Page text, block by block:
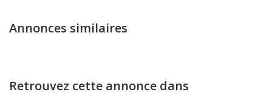
Annonces similaires
Retrouvez cette annonce dans